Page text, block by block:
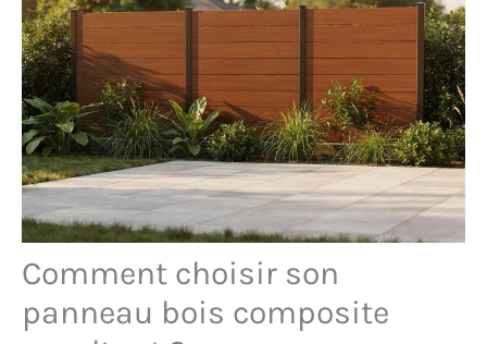
Comment choisir son
panneau bois composite